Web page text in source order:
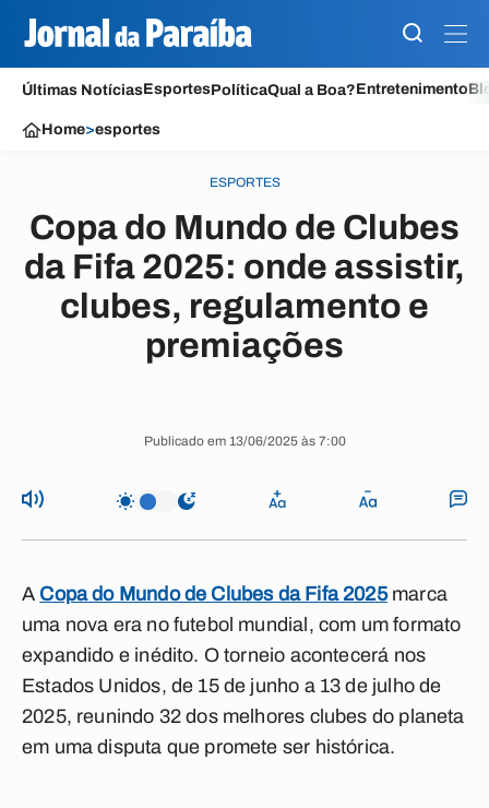
Últimas NotíciasEsportesPolíticaQual a Boa?Entretenimento
Home>esportes
ESPORTES
Copa do Mundo de Clubes
da Fifa 2025: onde assistir,
clubes, regulamento e
premiações
Publicado em 13/06/2025 às 7:00
A Copa do Mundo de Clubes da Fifa 2025marca
uma nova era no futebol mundial, com um formato
expandido e inédito. O torneio acontecerá nos
Estados Unidos, de 15 de junho a 13 de julho de
2025, reunindo 32 dos melhores clubes do planeta
em uma disputa que promete ser histórica.